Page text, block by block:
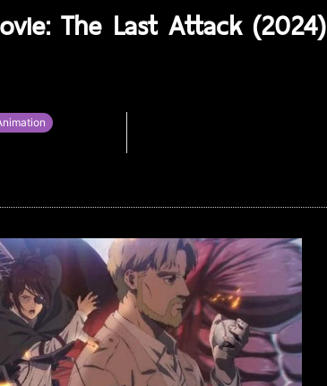
The Last Attack